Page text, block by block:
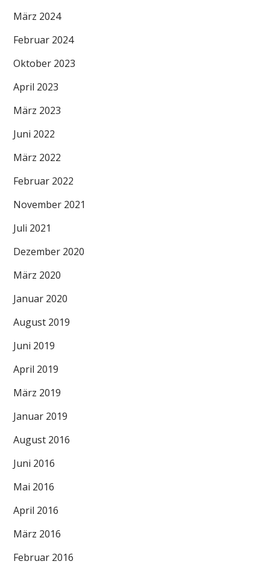
März 2024
Februar 2024
Oktober 2023
April 2023
März 2023
Juni 2022
März 2022
Februar 2022
November 2021
Juli 2021
Dezember 2020
März 2020
Januar 2020
August 2019
Juni 2019
April 2019
März 2019
Januar 2019
August 2016
Juni 2016
Mai 2016
April 2016
März 2016
Februar 2016